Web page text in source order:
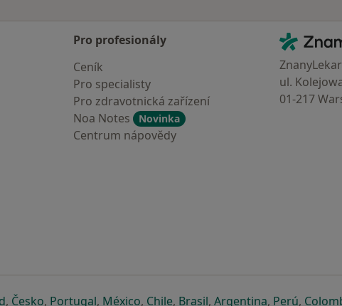
Pro profesionály
Ceník
Pro specialisty
Pro zdravotnická zařízení
Noa Notes
Novinka
Centrum nápovědy
ZnamyLekar -
ul.
01-217
záložce
se otevře v nové záložce
, Českose otevře v nové záložce
, Portugalse otevře v nové záložce
, Méxicose otevře v nové záložce
, Chilese otevře v nové záložce
, Brasilse otevře v nové záložce
, Argentinase otevře v
, Perúse
,